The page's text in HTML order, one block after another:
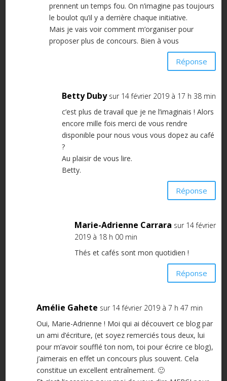
prennent un temps fou. On n’imagine pas toujours
le boulot qu’il y a derrière chaque initiative.
Mais je vais voir comment m’organiser pour
proposer plus de concours. Bien à vous
Réponse
Betty Duby sur 14 février 2019 à 17 h 38 min
c’est plus de travail que je ne l’imaginais ! Alors
encore mille fois merci de vous rendre
disponible pour nous vous vous dopez au café
?
Au plaisir de vous lire.
Betty.
Réponse
Marie-Adrienne Carrara sur 14 février
2019 à 18 h 00 min
Thés et cafés sont mon quotidien !
Réponse
Amélie Gahete sur 14 février 2019 à 7 h 47 min
Oui, Marie-Adrienne ! Moi qui ai découvert ce blog par
un ami d’écriture, (et soyez remerciés tous deux, lui
pour m’avoir soufflé ton nom, toi pour écrire ce blog),
j’aimerais en effet un concours plus souvent. Cela
constitue un excellent entraînement. 🙂